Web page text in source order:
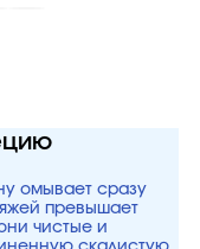
омывает сразу
превышает
чистые и